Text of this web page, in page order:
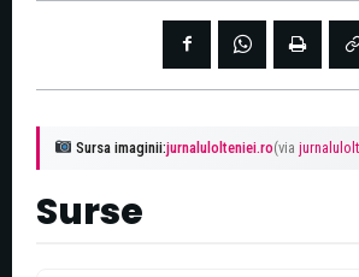
Sursa imaginii:jurnalulolteniei.ro(via
Surse